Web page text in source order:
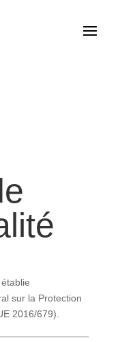
sur la Protection
2016/679).